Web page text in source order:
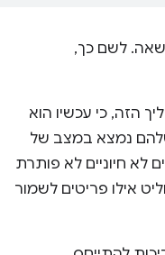
לשם כך,
הזה, כי עכשיו הוא
נמצא במצב של
לא חיוניים לא פותרת
אילו פריטים לשמור